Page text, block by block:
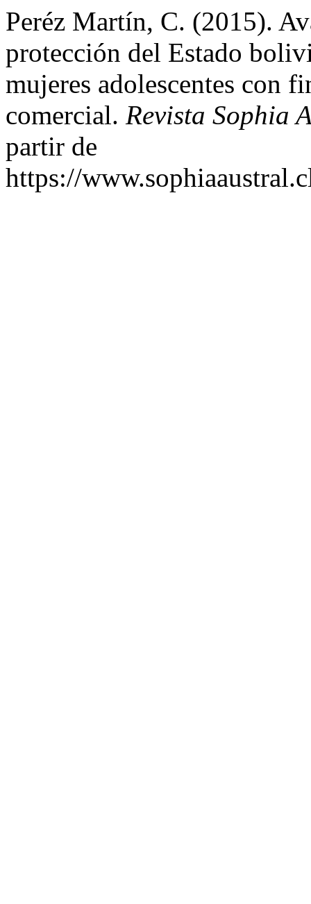
Peréz Martín, C. (2015).
protección del Estado
mujeres adolescentes con
comercial. Revista Sophia
partir de
https://